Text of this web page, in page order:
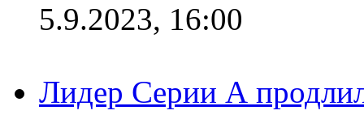
5.9.2023, 16:00
Лидер Серии А